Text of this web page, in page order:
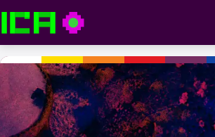
ICA — Instituto de Culturas Aborígenes